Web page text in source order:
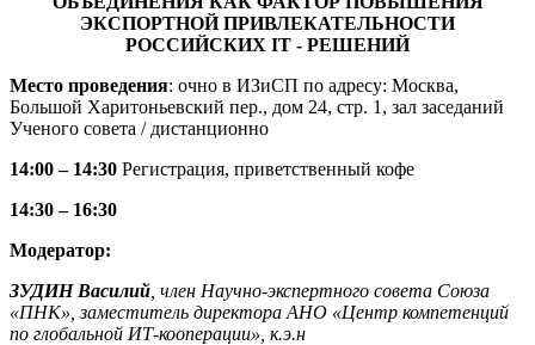
ЭКСПОРТНОЙ ПРИВЛЕКАТЕЛЬНОСТИ
РОССИЙСКИХ IT - РЕШЕНИЙ
Место проведения: очно в ИЗиСП по адресу: Москва,
Большой Харитоньевский пер., дом 24, стр. 1, зал заседаний
Ученого совета / дистанционно
14:00 – 14:30 Регистрация, приветственный кофе
14:30 – 16:30
Модератор:
ЗУДИН Василий , член Научно-экспертного совета Союза
«ПНК», заместитель директора АНО «Центр компетенций
по глобальной ИТ-кооперации», к.э.н